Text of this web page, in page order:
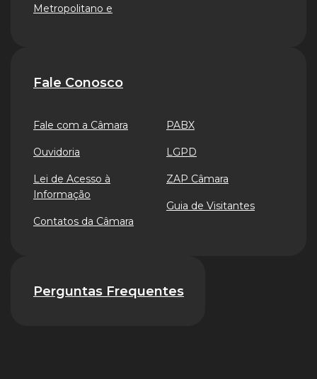
Metropolitano e
Fale Conosco
Fale com a Câmara
Ouvidoria
Lei de Acesso à
Informação
Contatos da Câmara
PABX
LGPD
ZAP Câmara
Guia de Visitantes
Perguntas Frequentes